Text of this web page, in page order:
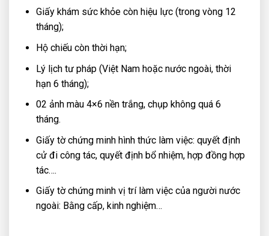
Giấy khám sức khỏe còn hiệu lực (trong vòng 12
tháng);
Hộ chiếu còn thời hạn;
Lý lịch tư pháp (Việt Nam hoặc nước ngoài, thời
hạn 6 tháng);
02 ảnh màu 4×6 nền trắng, chụp không quá 6
tháng.
Giấy tờ chứng minh hình thức làm việc: quyết định
cử đi công tác, quyết định bổ nhiệm, hợp đồng hợp
tác….
Giấy tờ chứng minh vị trí làm việc của người nước
ngoài: Bằng cấp, kinh nghiệm…